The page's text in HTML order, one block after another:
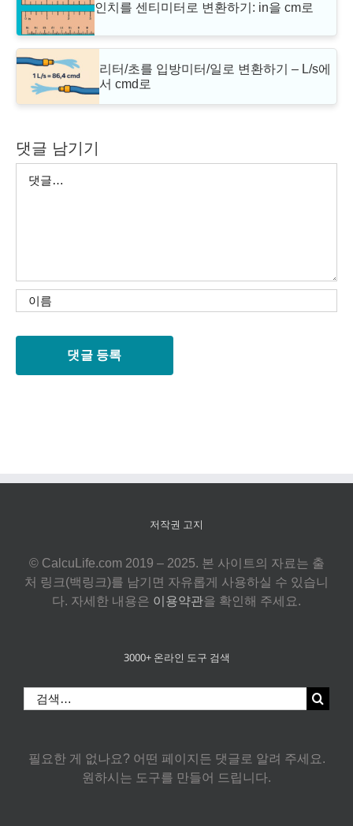
인치를 센티미터로 변환하기: in을 cm로
리터/초를 입방미터/일로 변환하기 – L/s에
서 cmd로
댓글 남기기
저작권 고지
© CalcuLife.com 2019 – 2025. 본 사이트의 자료는 출
처 링크(백링크)를 남기면 자유롭게 사용하실 수 있습니
다. 자세한 내용은 이용약관을 확인해 주세요.
3000+ 온라인 도구 검색
색:
필요한 게 없나요? 어떤 페이지든 댓글로 알려 주세요.
원하시는 도구를 만들어 드립니다.